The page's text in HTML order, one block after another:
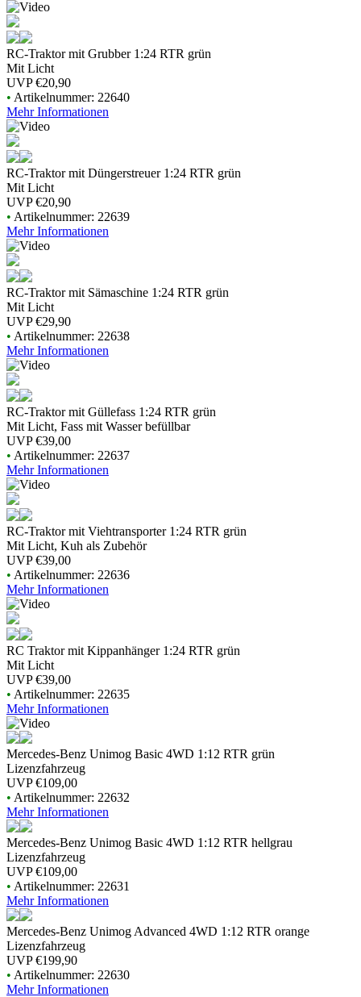
RC-Traktor mit Grubber 1:24 RTR grün
Mit Licht
UVP€20,90
• Artikelnummer: 22640
Mehr Informationen
RC-Traktor mit Düngerstreuer 1:24 RTR grün
Mit Licht
UVP€20,90
• Artikelnummer: 22639
Mehr Informationen
RC-Traktor mit Sämaschine 1:24 RTR grün
Mit Licht
UVP€29,90
• Artikelnummer: 22638
Mehr Informationen
RC-Traktor mit Güllefass 1:24 RTR grün
Mit Licht, Fass mit Wasser befüllbar
UVP€39,00
• Artikelnummer: 22637
Mehr Informationen
RC-Traktor mit Viehtransporter 1:24 RTR grün
Mit Licht, Kuh als Zubehör
UVP€39,00
• Artikelnummer: 22636
Mehr Informationen
RC Traktor mit Kippanhänger 1:24 RTR grün
Mit Licht
UVP€39,00
• Artikelnummer: 22635
Mehr Informationen
Mercedes-Benz Unimog Basic 4WD 1:12 RTR grün
Lizenzfahrzeug
UVP€109,00
• Artikelnummer: 22632
Mehr Informationen
Mercedes-Benz Unimog Basic 4WD 1:12 RTR hellgrau
Lizenzfahrzeug
UVP€109,00
• Artikelnummer: 22631
Mehr Informationen
Mercedes-Benz Unimog Advanced 4WD 1:12 RTR orange
Lizenzfahrzeug
UVP€199,90
• Artikelnummer: 22630
Mehr Informationen